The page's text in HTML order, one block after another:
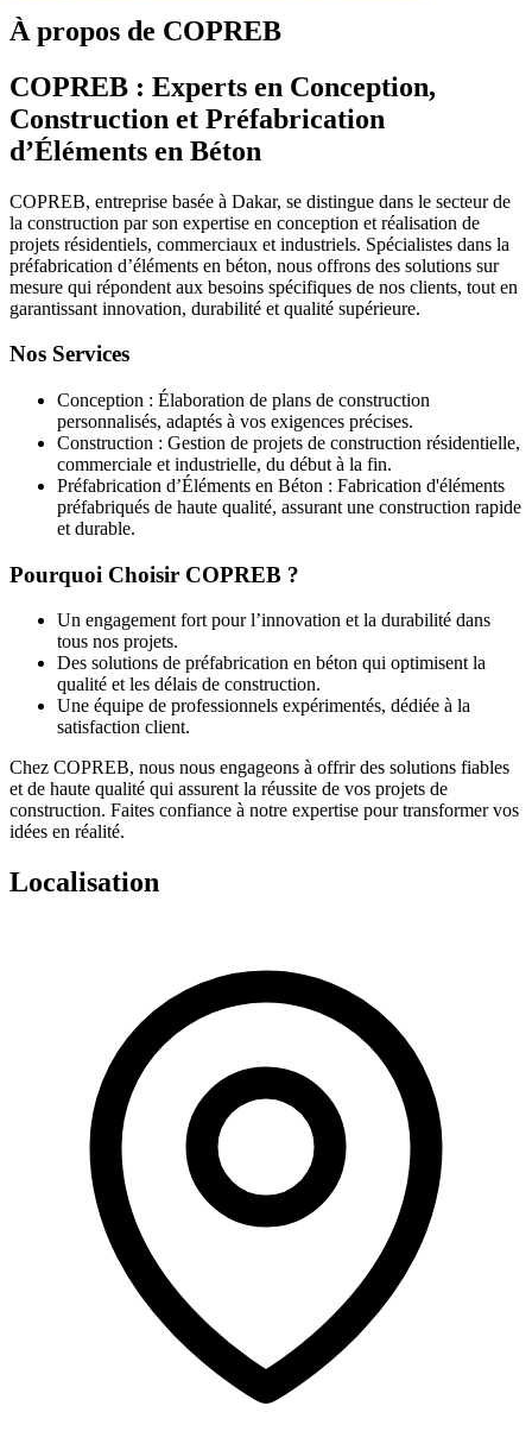
À propos de COPREB
COPREB : Experts en Conception,
Construction et Préfabrication
d’Éléments en Béton
COPREB, entreprise basée à Dakar, se distingue dans le secteur de
la construction par son expertise en conception et réalisation de
projets résidentiels, commerciaux et industriels. Spécialistes dans la
préfabrication d’éléments en béton, nous offrons des solutions sur
mesure qui répondent aux besoins spécifiques de nos clients, tout en
garantissant innovation, durabilité et qualité supérieure.
Nos Services
Conception : Élaboration de plans de construction
personnalisés, adaptés à vos exigences précises.
Construction : Gestion de projets de construction résidentielle,
commerciale et industrielle, du début à la fin.
Préfabrication d’Éléments en Béton : Fabrication d'éléments
préfabriqués de haute qualité, assurant une construction rapide
et durable.
Pourquoi Choisir COPREB ?
Un engagement fort pour l’innovation et la durabilité dans
tous nos projets.
Des solutions de préfabrication en béton qui optimisent la
qualité et les délais de construction.
Une équipe de professionnels expérimentés, dédiée à la
satisfaction client.
Chez COPREB, nous nous engageons à offrir des solutions fiables
et de haute qualité qui assurent la réussite de vos projets de
construction. Faites confiance à notre expertise pour transformer vos
idées en réalité.
Localisation